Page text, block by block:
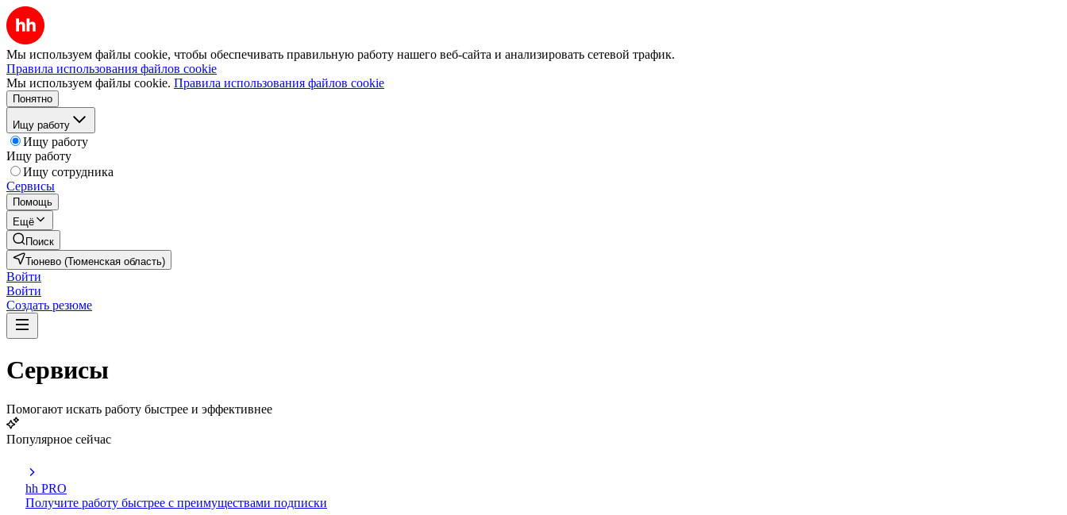
Мы используем файлы cookie, чтобы обеспечивать правильную работу нашего веб-сайта и анализировать сетевой трафик.
Правила использования файлов cookie
Мы используем файлы cookie. Правила использования файлов cookie
Понятно
Ищу работу
Ищу работу
Ищу работу
Ищу сотрудника
Сервисы
Помощь
Ещё
Поиск
Тюнево (Тюменская область)
Войти
Войти
Создать резюме
Сервисы
Помогают искать работу быстрее и эффективнее
Популярное сейчас
hh PRO
Получите работу быстрее с преимуществами подписки